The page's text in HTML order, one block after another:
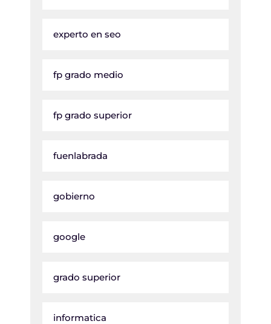
experto en seo
fp grado medio
fp grado superior
fuenlabrada
gobierno
google
grado superior
informatica